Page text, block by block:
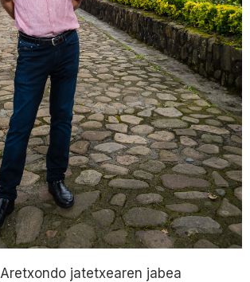
Aretxondo jatetxearen jabea